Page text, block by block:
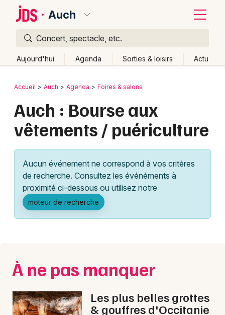
Auch
Concert, spectacle, etc.
Aujourd'hui Agenda Sorties & loisirs Actu
Publier un événement
Grands événements
Activité & Expérience
Manifestations
Foires & salons
Concerts
Sports
Bordeaux
Colmar
Lille
Lyon
Marseille
Mulhouse
Nice
Paris
Strasbourg
Retour
Accueil Auch Agenda Foires & salons
Auch : Bourse aux
vêtements / puériculture
Aucun événement ne correspond à vos critères
de recherche. Consultez les événéments à
proximité ci-dessous ou utilisez notre
moteur de recherche
À ne pas manquer
Les plus belles grottes
& gouffres d'Occitanie
Quoi ?
Où ?
Près de moi
Changer de lieu
Quand ?
Effacer les dates
Aujourd'hui
Demain Ce week-end Autre